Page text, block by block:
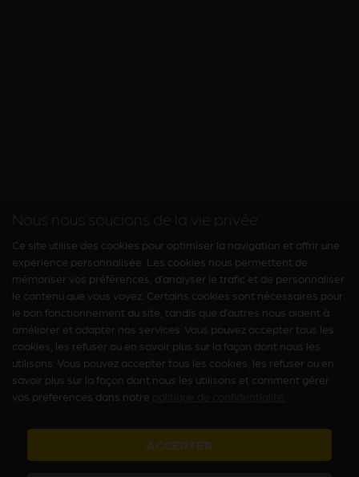
Nous nous soucions de la vie privée
Ce site utilise des cookies pour optimiser la navigation et offrir une
expérience personnalisée. Les cookies nous permettent de
mémoriser vos préférences, d’analyser le trafic et de personnaliser
le contenu que vous voyez. Certains cookies sont nécessaires pour
le bon fonctionnement du site, tandis que d’autres nous aident à
améliorer et adapter nos services. Vous pouvez accepter tous les
cookies, les refuser ou en savoir plus sur la façon dont nous les
utilisons. Vous pouvez accepter tous les cookies, les refuser ou en
savoir plus sur la façon dont nous les utilisons et comment gérer
vos préférences dans notre politique de confidentialité.
ACCEPTER